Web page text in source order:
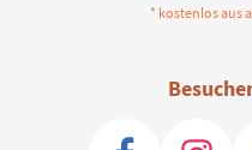
* kostenlos aus